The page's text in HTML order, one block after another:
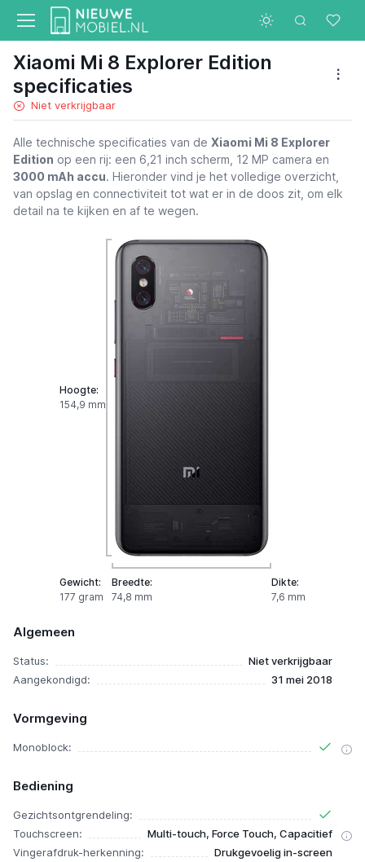
Xiaomi Mi 8 Explorer Edition
specificaties
Niet verkrijgbaar
Alle technische specificaties van de Xiaomi Mi 8 Explorer
Edition op een rij: een 6,21 inch scherm, 12 MP camera en
3000 mAh accu. Hieronder vind je het volledige overzicht,
van opslag en connectiviteit tot wat er in de doos zit, om elk
detail na te kijken en af te wegen.
Hoogte:
154,9 mm
Gewicht:
177 gram
Breedte:
74,8 mm
Dikte:
7,6 mm
Algemeen
Status:
Niet verkrijgbaar
Aangekondigd:
31 mei 2018
Vormgeving
Monoblock:
Bediening
Gezichtsontgrendeling:
Touchscreen:
Multi-touch, Force Touch, Capacitief
Vingerafdruk-herkenning:
Drukgevoelig in-screen